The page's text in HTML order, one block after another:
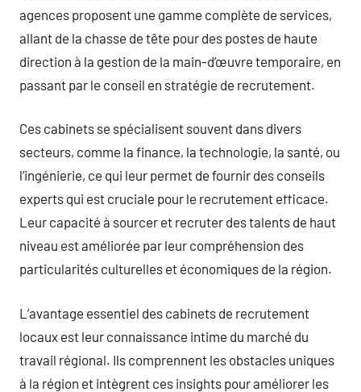
agences proposent une gamme complète de services,
allant de la chasse de tête pour des postes de haute
direction à la gestion de la main-d’œuvre temporaire, en
passant par le conseil en stratégie de recrutement.
Ces cabinets se spécialisent souvent dans divers
secteurs, comme la finance, la technologie, la santé, ou
l’ingénierie, ce qui leur permet de fournir des conseils
experts qui est cruciale pour le recrutement efficace.
Leur capacité à sourcer et recruter des talents de haut
niveau est améliorée par leur compréhension des
particularités culturelles et économiques de la région.
L’avantage essentiel des cabinets de recrutement
locaux est leur connaissance intime du marché du
travail régional. Ils comprennent les obstacles uniques
à la région et intègrent ces insights pour améliorer les